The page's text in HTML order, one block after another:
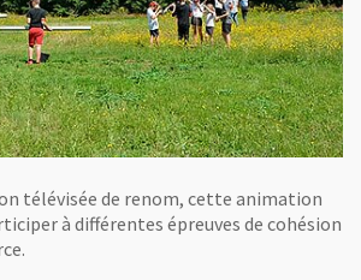
télévisée de renom, cette animation
à différentes épreuves de cohésion